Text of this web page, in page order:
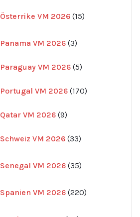
Österrike VM 2026 15
produkter
Panama VM 2026 3
produkter
Paraguay VM 2026 55
Portugal VM 2026 170
produkter
Qatar VM 2026 99
Schweiz VM 2026 33
produkter
Senegal VM 2026 35
produkter
Spanien VM 2026 220
produkter